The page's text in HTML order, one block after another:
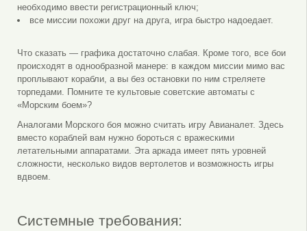
необходимо ввести регистрационный ключ;
все миссии похожи друг на друга, игра быстро надоедает.
Что сказать — графика достаточно слабая. Кроме того, все бои
происходят в однообразной манере: в каждом миссии мимо вас
проплывают корабли, а вы без остановки по ним стреляете
торпедами. Помните те культовые советские автоматы с
«Морским боем»?
Аналогами Морского боя можно считать игру Авианалет. Здесь
вместо кораблей вам нужно бороться с вражескими
летательными аппаратами. Эта аркада имеет пять уровней
сложности, несколько видов вертолетов и возможность игры
вдвоем.
Системные требования: